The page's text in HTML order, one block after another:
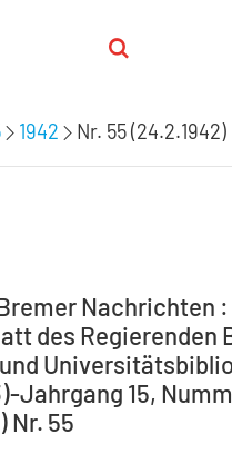
1942 Nr. 55 (24.2.1942)
des
Jahrgang 15,
Nr. 55